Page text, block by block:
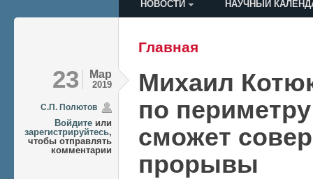
Меню пользователя
НОВОСТИ НАУЧНЫЙ
Вы здесь
Главная
23 Мар
2019
C.П. Полютов
Войдите или
зарегистрируйтесь,
чтобы отправлять
комментарии
Михаил
по
сможет
прорывы